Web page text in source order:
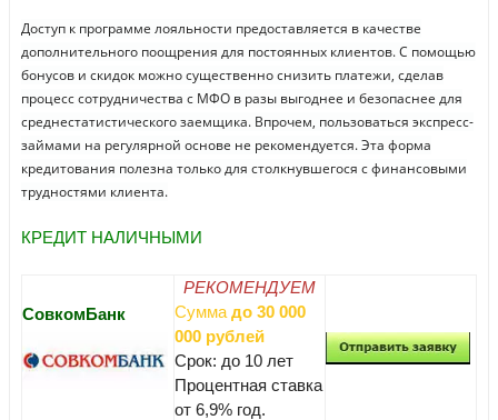
Доступ к программе лояльности предоставляется в качестве
дополнительного поощрения для постоянных клиентов. С помощью
бонусов и скидок можно существенно снизить платежи, сделав
процесс сотрудничества с МФО в разы выгоднее и безопаснее для
среднестатистического заемщика. Впрочем, пользоваться экспресс-
займами на регулярной основе не рекомендуется. Эта форма
кредитования полезна только для столкнувшегося с финансовыми
трудностями клиента.
КРЕДИТ НАЛИЧНЫМИ
СовкомБанк
РЕКОМЕНДУЕМ
Сумма до 30 000
000 рублей
Срок: до 10 лет
Процентная ставка
от 6,9% год.